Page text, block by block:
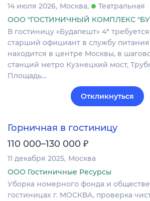
14 июля 2026 Москва
Театральная
ООО "ГОСТИНИЧНЫЙ КОМПЛЕКС
В гостиницу «Будапешт» 4*
старший официант в службу питания
находится в центре Москвы, в
станций метро Кузнецкий мост,
Площадь…
Откликнуться
Горничная в гостиницу
110 000–130 000 ₽
11 декабря 2025 Москва
ООО Гостиничные Ресурсы
Уборка номерного фонда и
гостиницах г. МОСКВА, проверка